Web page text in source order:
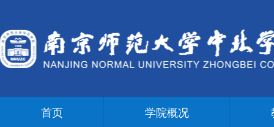
首页 学院概况